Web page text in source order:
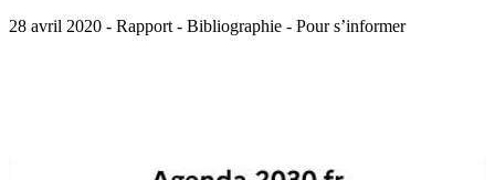
28 avril 2020 - Rapport - Bibliographie - Pour s’informer